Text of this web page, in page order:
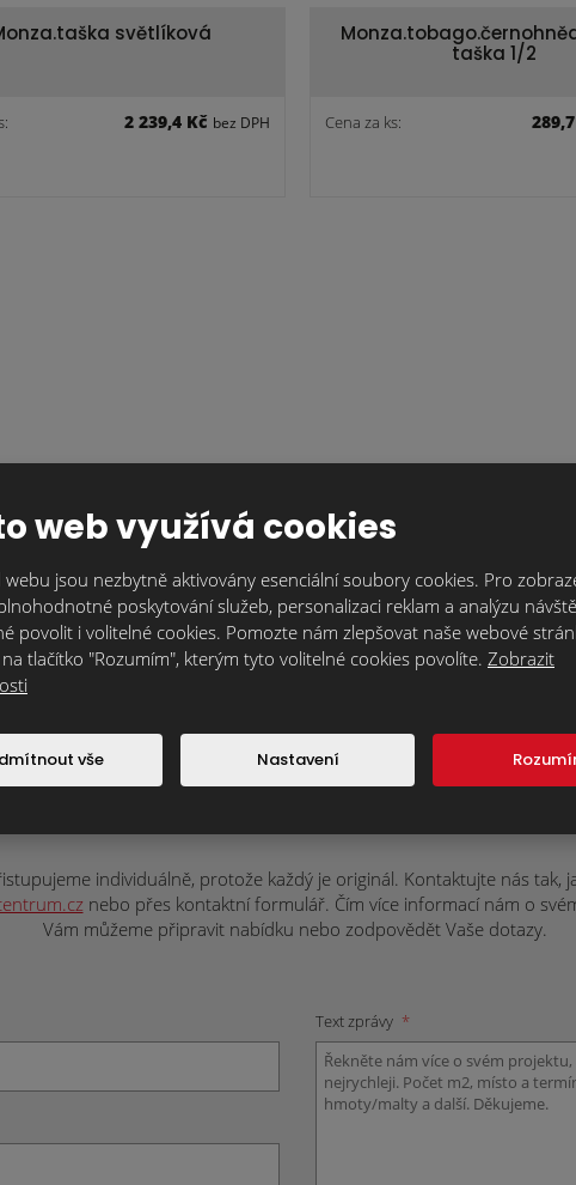
světlíková
2 239,4 Kč bez DPH
taška 1/2
Cena za ks:
krajová pravá
436,6 Kčbez DPH Cena za ks: 2
nebo máte nějaké dotazy?
individuálně, protože každý je originál. Kontaktujte nás tak,
nebo přes kontaktní formulář. Čím více informací nám o
Vám můžeme připravit nabídku nebo zodpovědět Vaše dotazy.
Text zprávy *
web využívá cookies
jsou nezbytně aktivovány esenciální soubory cookies. Pro
poskytování služeb, personalizaci reklam a analýzu
povolit i volitelné cookies. Pomozte nám zlepšovat naše webové
tlačítko "Rozumím", kterým tyto volitelné cookies povolíte. Zobrazit
vše Nastavení